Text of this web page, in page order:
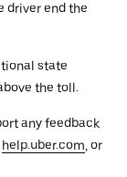
driver end the
state
the toll.
any feedback
help.uber.com , or